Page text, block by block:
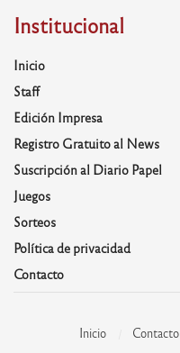
Institucional
Inicio
Staff
Edición Impresa
Registro Gratuito al News
Suscripción al Diario Papel
Juegos
Sorteos
Política de privacidad
Contacto
Inicio Contacto